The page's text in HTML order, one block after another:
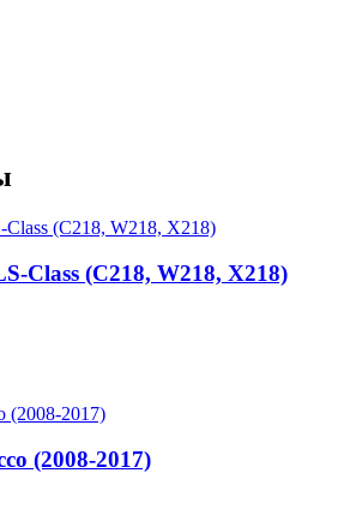
Class (C218, W218, X218)
(2008-2017)